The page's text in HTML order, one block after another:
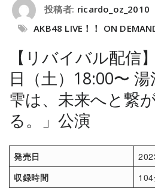
投稿者: ricardo_oz_2010
AKB48 LIVE！！ ON
【リバイバル配信
日（土）18:00〜
雫は、未来へと繋
る。」公演
発売日
収録時間